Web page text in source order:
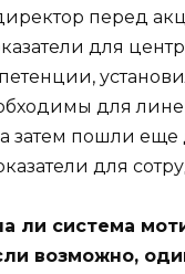
перед
для
для
затем пошли
для
ли система
возможно,